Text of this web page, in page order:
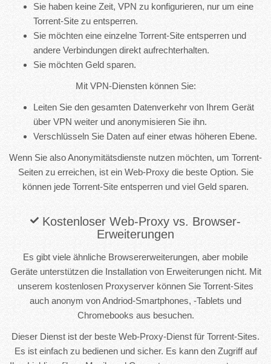
Sie haben keine Zeit, VPN zu konfigurieren, nur um eine
Torrent-Site zu entsperren.
Sie möchten eine einzelne Torrent-Site entsperren und
andere Verbindungen direkt aufrechterhalten.
Sie möchten Geld sparen.
Mit VPN-Diensten können Sie:
Leiten Sie den gesamten Datenverkehr von Ihrem Gerät
über VPN weiter und anonymisieren Sie ihn.
Verschlüsseln Sie Daten auf einer etwas höheren Ebene.
Wenn Sie also Anonymitätsdienste nutzen möchten, um Torrent-
Seiten zu erreichen, ist ein Web-Proxy die beste Option. Sie
können jede Torrent-Site entsperren und viel Geld sparen.
Kostenloser Web-Proxy vs. Browser-
Erweiterungen
Es gibt viele ähnliche Browsererweiterungen, aber mobile
Geräte unterstützen die Installation von Erweiterungen nicht. Mit
unserem kostenlosen Proxyserver können Sie Torrent-Sites
auch anonym von Andriod-Smartphones, -Tablets und
Chromebooks aus besuchen.
Dieser Dienst ist der beste Web-Proxy-Dienst für Torrent-Sites.
Es ist einfach zu bedienen und sicher. Es kann den Zugriff auf